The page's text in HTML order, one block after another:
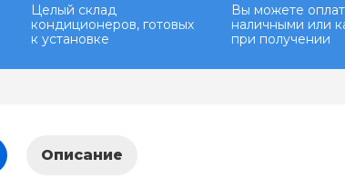
Целый склад
кондиционеров, готовых
к установке
Вы можете
наличными или
при получении
Описание